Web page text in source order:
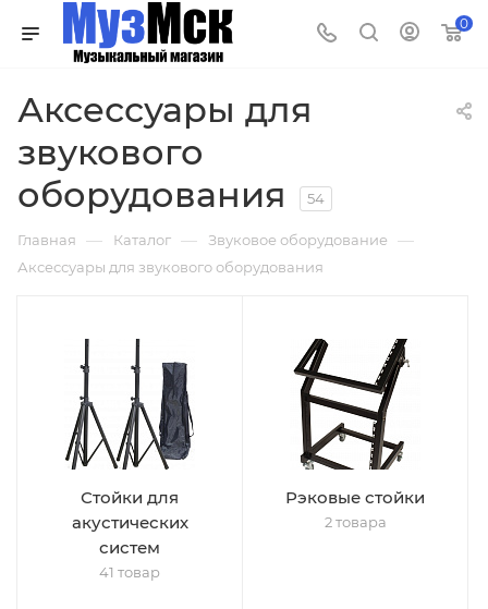
0
Аксессуары для
звукового
оборудования
54
Главная — Каталог — Звуковое оборудование —
Аксессуары для звукового оборудования
Стойки для
акустических
систем
41 товар
Рэковые стойки
2 товара